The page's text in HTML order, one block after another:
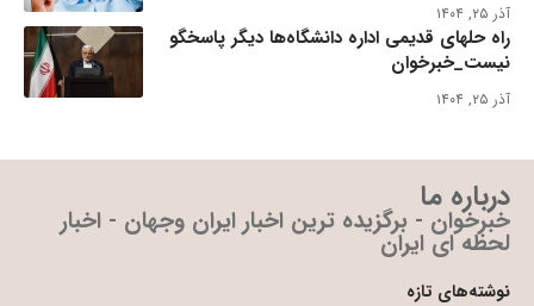
آذر ۲۵, ۱۴۰۴
راه حلهای قدیمی اداره دانشگاه‌ها دیگر پاسخگو
نیست_خبرخوان
آذر ۲۵, ۱۴۰۴
درباره ما
خبرخوان - برگزیده ترین اخبار ایران وجهان - اخبار
لحظه ای ایران
نوشته‌های تازه